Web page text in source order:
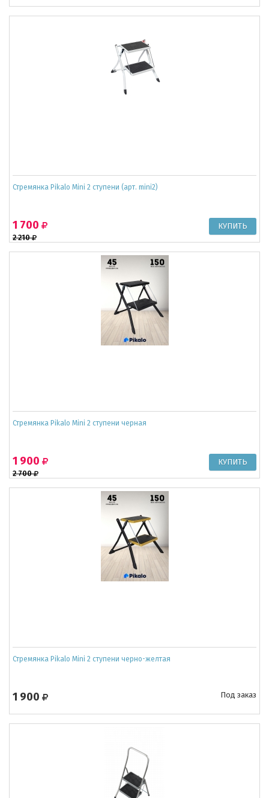
Стремянка Pikalo Mini 2 ступени (арт. mini2)
2 210
1 700
Стремянка Pikalo Mini 2 ступени черная
2 700
1 900
Стремянка Pikalo Mini 2 ступени черно-желтая
1 900 Под заказ